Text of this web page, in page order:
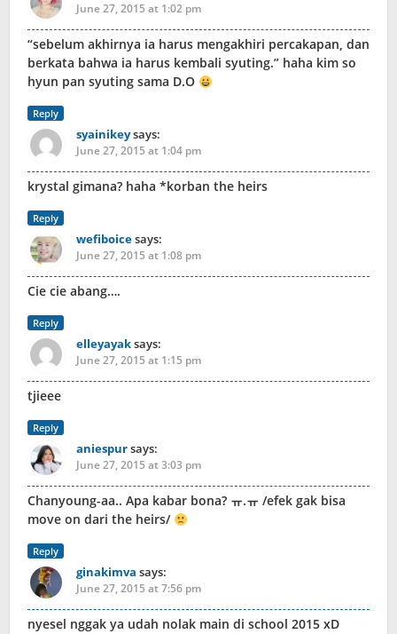
June 27, 2015 at 1:02 pm
“sebelum akhirnya ia harus mengakhiri percakapan, dan
berkata bahwa ia harus kembali syuting.” haha kim so
hyun pan syuting sama D.O
Reply
syainikeysays:
June 27, 2015 at 1:04 pm
krystal gimana? haha *korban the heirs
Reply
wefiboicesays:
June 27, 2015 at 1:08 pm
Cie cie abang….
Reply
elleyayaksays:
June 27, 2015 at 1:15 pm
tjieee
Reply
aniespursays:
June 27, 2015 at 3:03 pm
Chanyoung-aa.. Apa kabar bona? ㅠ.ㅠ /efek gak bisa
move on dari the heirs/
Reply
ginakimva says:
June 27, 2015 at 7:56 pm
nyesel nggak ya udah nolak main di school 2015 xD